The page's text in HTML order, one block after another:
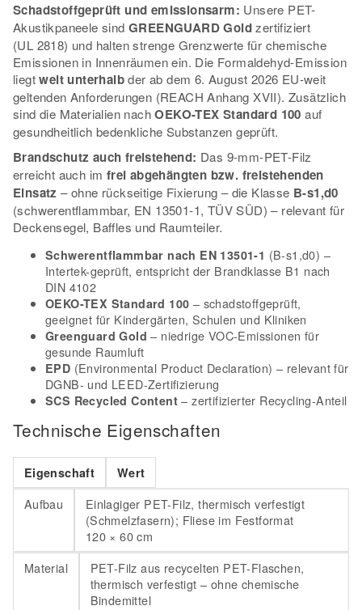
Schadstoffgeprüft und emissionsarm: Unsere PET-
Akustikpaneele sind GREENGUARD Goldzertifiziert
(UL 2818) und halten strenge Grenzwerte für chemische
Emissionen in Innenräumen ein. Die Formaldehyd-Emission
liegtweit unterhalbder ab dem 6. August 2026 EU-weit
geltenden Anforderungen (REACH Anhang XVII). Zusätzlich
sind die Materialien nachOEKO-TEX Standard 100 auf
gesundheitlich bedenkliche Substanzen geprüft.
Brandschutz auch freistehend: Das 9-mm-PET-Filz
erreicht auch im frei abgehängten bzw. freistehenden
Einsatz – ohne rückseitige Fixierung – die Klasse B-s1,d0
(schwerentflammbar, EN 13501-1, TÜV SÜD) – relevant für
Deckensegel, Baffles und Raumteiler.
Schwerentflammbar nach EN 13501-1 (B-s1,d0) –
Intertek-geprüft, entspricht der Brandklasse B1 nach
DIN 4102
OEKO-TEX Standard 100 – schadstoffgeprüft,
geeignet für Kindergärten, Schulen und Kliniken
Greenguard Gold – niedrige VOC-Emissionen für
gesunde Raumluft
EPD (Environmental Product Declaration) – relevant für
DGNB- und LEED-Zertifizierung
SCS Recycled Content – zertifizierter Recycling-Anteil
Technische Eigenschaften
Eigenschaft Wert
Aufbau
Einlagiger PET-Filz, thermisch verfestigt
(Schmelzfasern); Fliese im Festformat
120 × 60 cm
Material
PET-Filz aus recycelten PET-Flaschen,
thermisch verfestigt – ohne chemische
Bindemittel